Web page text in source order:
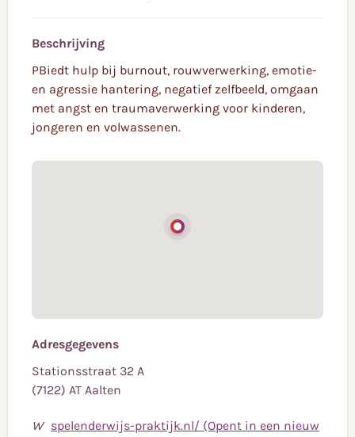
Beschrijving
PBiedt hulp bij burnout, rouwverwerking, emotie-
en agressie hantering, negatief zelfbeeld, omgaan
met angst en traumaverwerking voor kinderen,
jongeren en volwassenen.
Adresgegevens
Stationsstraat 32 A
(7122) AT Aalten
W spelenderwijs-praktijk.nl/ (Opent in een nieuw